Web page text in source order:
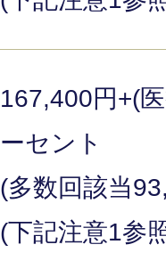
167,400円+(
ーセント
(多数回該当
(下記注意1参